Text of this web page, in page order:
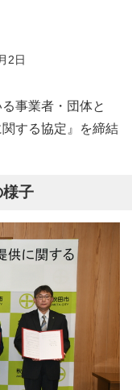
2日
事業者・団体と
関する協定』を締結
子